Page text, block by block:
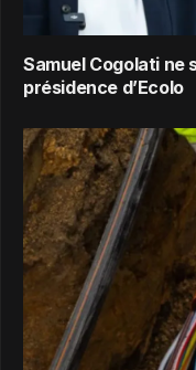
Samuel Cogolati ne
présidence d’Ecolo